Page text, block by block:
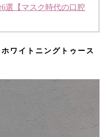
選【マスク時代の口腔
ワイトニングトゥース